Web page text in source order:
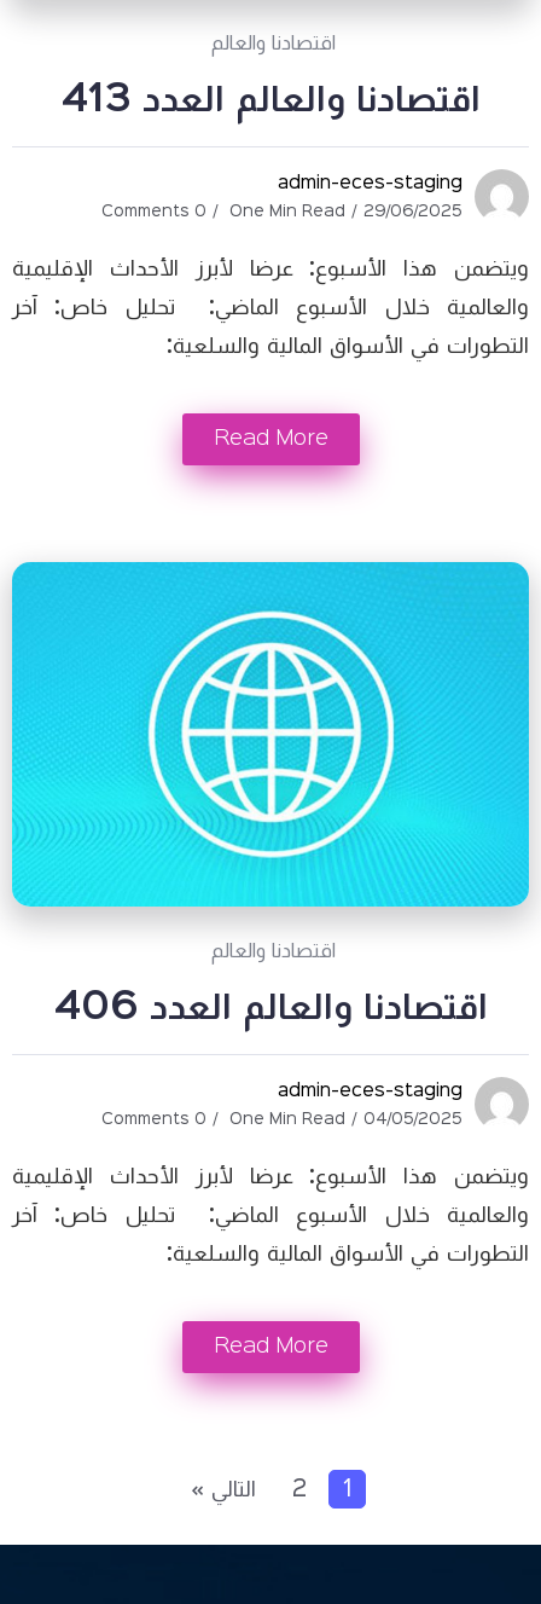
اقتصادنا والعالم
اقتصادنا والعالم العدد 413
admin-eces-staging
29/06/2025
One Min Read
0 Comments
ويتضمن هذا الأسبوع: عرضا لأبرز الأحداث الإقليمية
والعالمية خلال الأسبوع الماضي: تحليل خاص: آخر
التطورات في الأسواق المالية والسلعية:
Read More
اقتصادنا والعالم
اقتصادنا والعالم العدد 406
admin-eces-staging
04/05/2025
One Min Read
0 Comments
ويتضمن هذا الأسبوع: عرضا لأبرز الأحداث الإقليمية
والعالمية خلال الأسبوع الماضي: تحليل خاص: آخر
التطورات في الأسواق المالية والسلعية:
Read More
1
2 التالي »